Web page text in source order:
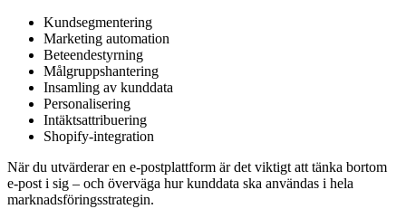
Kundsegmentering
Marketing automation
Beteendestyrning
Målgruppshantering
Insamling av kunddata
Personalisering
Intäktsattribuering
Shopify-integration
När du utvärderar en e-postplattform är det viktigt att tänka bortom
e-post i sig – och överväga hur kunddata ska användas i hela
marknadsföringsstrategin.